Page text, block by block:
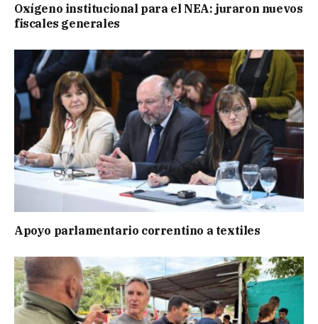
Oxígeno institucional para el NEA: juraron nuevos
fiscales generales
Apoyo parlamentario correntino a textiles